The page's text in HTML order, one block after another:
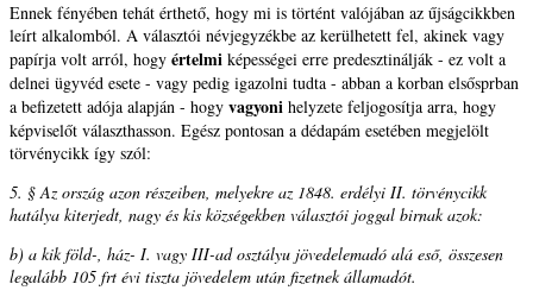
Ennek fényében tehát érthető, hogy mi is történt valójában az űjságcikkben
leírt alkalomból. A választói névjegyzékbe az kerülhetett fel, akinek vagy
papírja volt arról, hogy értelmi képességei erre predesztinálják - ez volt a
delnei ügyvéd esete - vagy pedig igazolni tudta - abban a korban elsősprban
a befizetett adója alapján - hogy vagyoni helyzete feljogosítja arra, hogy
képviselőt választhasson. Egész pontosan a dédapám esetében megjelölt
törvénycikk így szól:
5. § Az ország azon részeiben, melyekre az 1848. erdélyi II. törvénycikk
hatálya kiterjedt, nagy és kis községekben választói joggal birnak azok:
b) a kik föld-, ház- I. vagy III-ad osztályu jövedelemadó alá eső, összesen
legalább 105 frt évi tiszta jövedelem után fizetnek államadót.